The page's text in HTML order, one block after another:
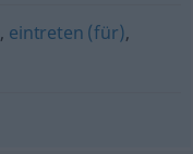
, eintreten (für),